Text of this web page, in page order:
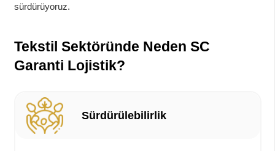
sürdürüyoruz.
Tekstil Sektöründe Neden SC
Garanti Lojistik?
Sürdürülebilirlik